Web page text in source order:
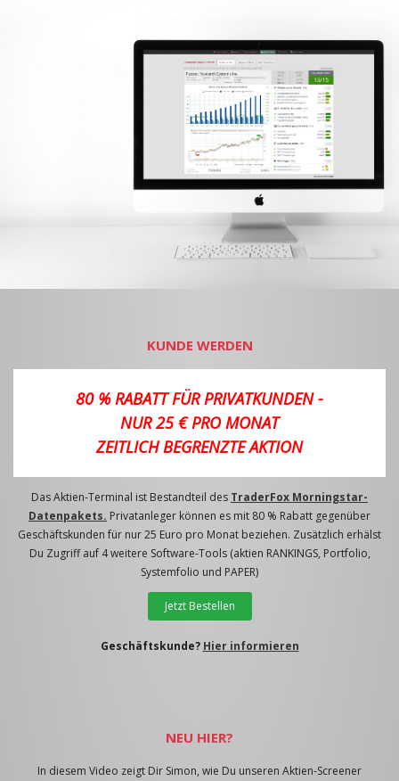
KUNDE WERDEN
80 % RABATT FÜR PRIVATKUNDEN -
NUR 25 € PRO MONAT
ZEITLICH BEGRENZTE AKTION
Das Aktien-Terminal ist Bestandteil des TraderFox Morningstar-
Datenpakets. Privatanleger können es mit 80 % Rabatt gegenüber
Geschäftskunden für nur 25 Euro pro Monat beziehen. Zusätzlich erhälst
Du Zugriff auf 4 weitere Software-Tools (aktien RANKINGS, Portfolio,
Systemfolio und PAPER)
Jetzt Bestellen
Geschäftskunde? Hier informieren
NEU HIER?
In diesem Video zeigt Dir Simon, wie Du unseren Aktien-Screener